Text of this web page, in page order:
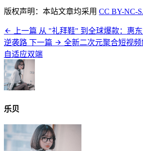
版权声明：本站文章均采用 CC BY-NC-
上一篇 从 "礼拜鞋" 到全球爆款：惠
逆袭路 下一篇
全新二次元聚合短视
自适应双端
乐贝